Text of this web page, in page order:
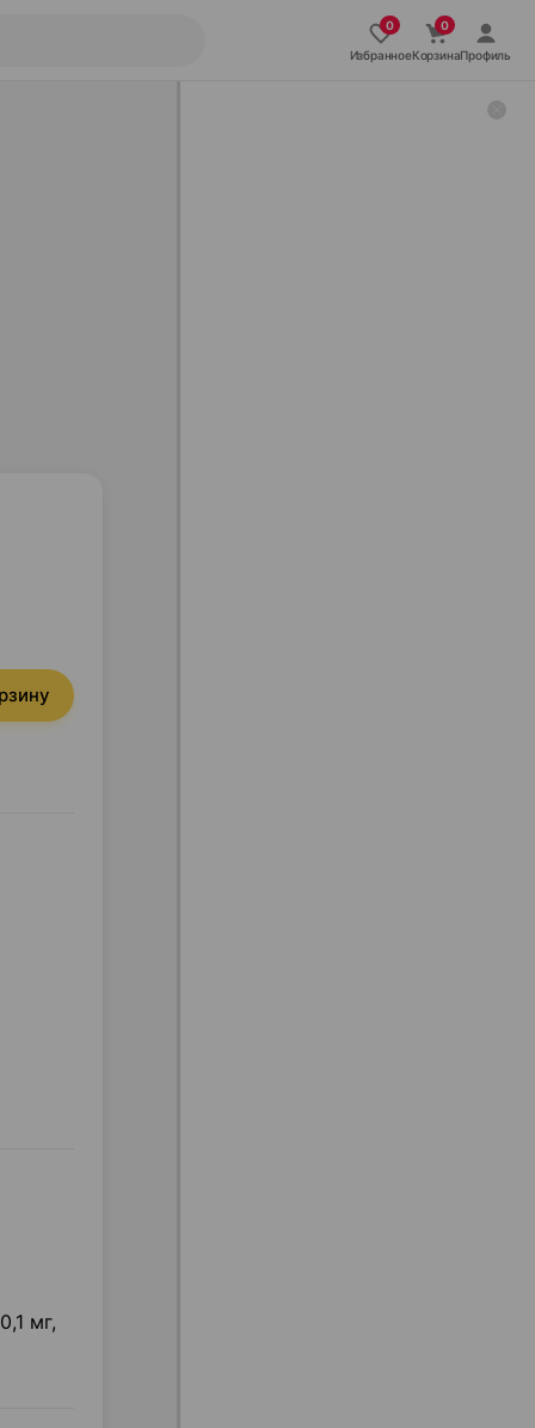
ИзбранноеКорзинаПрофиль
мг,